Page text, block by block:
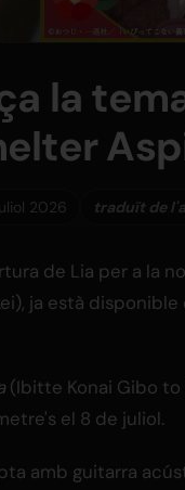
la
2026 traduït de
de Lia per a la
ja està
(Ibitte Konai Gibo to
el 8 de juliol.
amb guitarra